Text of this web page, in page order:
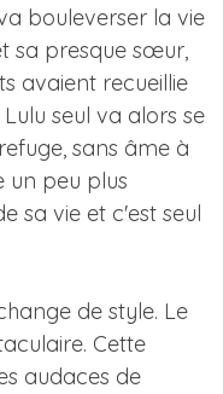
bouleverser la vie
sa presque sœur,
avaient recueillie
seul va alors se
sans âme à
un peu plus
sa vie et c'est seul
de style. Le
Cette
audaces de